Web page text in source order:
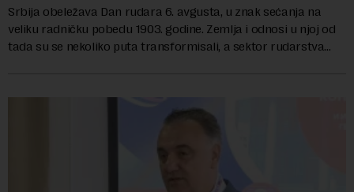
Srbija obeležava Dan rudara 6. avgusta, u znak sećanja na
veliku radničku pobedu 1903. godine. Zemlja i odnosi u njoj od
tada su se nekoliko puta transformisali, a sektor rudarstva